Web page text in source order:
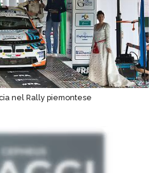
nel Rally piemontese